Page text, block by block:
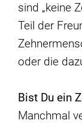
sind „keine
Teil der
oder die
Bist Du ein
Manchmal